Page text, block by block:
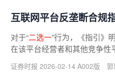
互联网平台反垄断合规
对于“二选一”行为，《指引》
在该平台经营者和其他竞争
证券时报 2026-02-14 A002版